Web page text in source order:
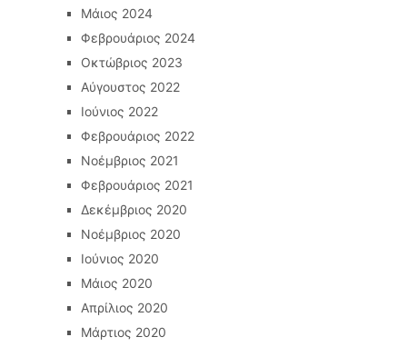
Μάιος 2024
Φεβρουάριος 2024
Οκτώβριος 2023
Αύγουστος 2022
Ιούνιος 2022
Φεβρουάριος 2022
Νοέμβριος 2021
Φεβρουάριος 2021
Δεκέμβριος 2020
Νοέμβριος 2020
Ιούνιος 2020
Μάιος 2020
Απρίλιος 2020
Μάρτιος 2020